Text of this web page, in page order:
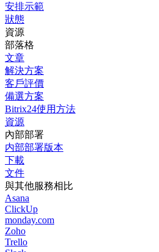
安排示範
狀態
資源
部落格
文章
解決方案
客戶評價
備選方案
Bitrix24使用方法
資源
內部部署
内部部署版本
下載
文件
與其他服務相比
Asana
ClickUp
monday.com
Zoho
Trello